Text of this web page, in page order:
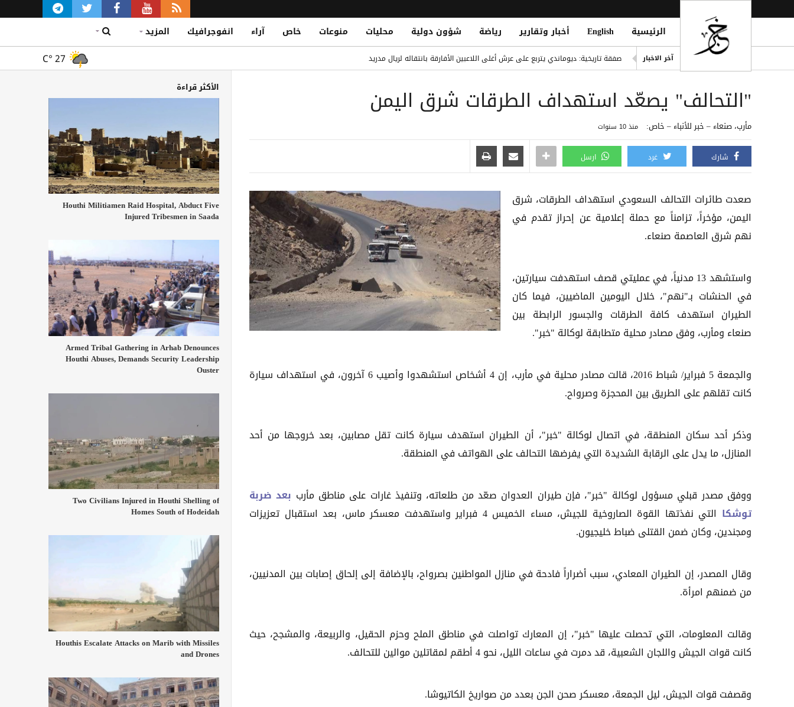
الرئيسية English أخبار وتقارير رياضة شؤون دولية محليات منوعات خاص آراء انفوجرافيك المزيد
آخر الاخبار
صفقة تاريخية: ديوماندي يتربع على عرش أغلى اللاعبين الأفارقة بانتقاله لريال مدريد
ديوماندي يقتحم قائمة أغلى صفقات الشباب في التاريخ.. تعرف على القائمة الكاملة
Yemeni National Fatally Stabbed in Somali Mosque During Friday Prayers
Cloudflare تطلق Kitesurf: متصفح خفيف للوكلاء الأذكياء
C° 27
"التحالف" يصعّد استهداف الطرقات شرق اليمن
مأرب، صنعاء – خبر للأنباء – خاص: منذ 10 سنوات
شارك غرد ارسل
صعدت طائرات التحالف السعودي استهداف الطرقات، شرق
اليمن، مؤخراً، تزامناً مع حملة إعلامية عن إحراز تقدم في
نهم شرق العاصمة صنعاء.
واستشهد 13 مدنياً، في عمليتي قصف استهدفت سيارتين،
في الحنشات بـ"نهم"، خلال اليومين الماضيين، فيما كان
الطيران استهدف كافة الطرقات والجسور الرابطة بين
صنعاء ومأرب، وفق مصادر محلية متطابقة لوكالة "خبر".
والجمعة 5 فبراير/ شباط 2016، قالت مصادر محلية في مأرب، إن 4 أشخاص استشهدوا وأصيب 6 آخرون، في استهداف سيارة
كانت تقلهم على الطريق بين المحجزة وصرواح.
وذكر أحد سكان المنطقة، في اتصال لوكالة "خبر"، أن الطيران استهدف سيارة كانت تقل مصابين، بعد خروجها من أحد
المنازل، ما يدل على الرقابة الشديدة التي يفرضها التحالف على الهواتف في المنطقة.
ووفق مصدر قبلي مسؤول لوكالة "خبر"، فإن طيران العدوان صعّد من طلعاته، وتنفيذ غارات على مناطق مأرب بعد ضربة
توشكا
التي نفذتها القوة الصاروخية للجيش، مساء الخميس 4 فبراير واستهدفت معسكر ماس، بعد استقبال تعزيزات
ومجندين، وكان ضمن القتلى ضباط خليجيون.
وقال المصدر، إن الطيران المعادي، سبب أضراراً فادحة في منازل المواطنين بصرواح، بالإضافة إلى إلحاق إصابات بين المدنيين،
من ضمنهم امرأة.
وقالت المعلومات، التي تحصلت عليها "خبر"، إن المعارك تواصلت في مناطق الملح وحزم الحقيل، والربيعة، والمشجح، حيث
كانت قوات الجيش واللجان الشعبية، قد دمرت في ساعات الليل، نحو 4 أطقم لمقاتلين موالين للتحالف.
وقصفت قوات الجيش، ليل الجمعة، معسكر صحن الجن بعدد من صواريخ الكاتيوشا.
الأكثر قراءة
Houthi Militiamen Raid Hospital, Abduct Five
Injured Tribesmen in Saada
Armed Tribal Gathering in Arhab Denounces
Houthi Abuses, Demands Security Leadership
Ouster
Two Civilians Injured in Houthi Shelling of
Homes South of Hodeidah
Houthis Escalate Attacks on Marib with Missiles
and Drones